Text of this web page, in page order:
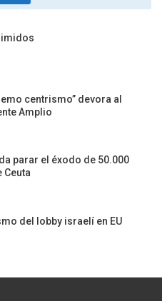
centrismo” devora al
Amplio
parar el éxodo de 50.000
Ceuta
del lobby israelí en EU